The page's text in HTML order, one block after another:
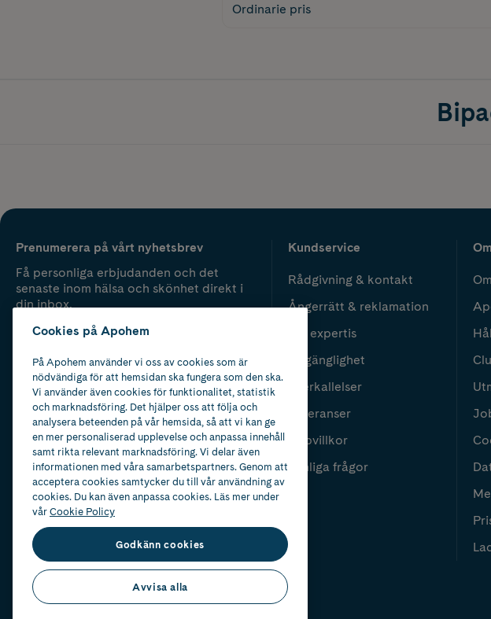
Ordinarie pris
Prenumerera på vårt nyhetsbrev
Få personliga erbjudanden och det
senaste inom hälsa och skönhet direkt i
din inbox.
Kundservice
Rådgivning & kontakt
Ångerrätt & reklamation
Vår expertis
Tillgänglighet
Återkallelser
Leveranser
Köpvillkor
Vanliga frågor
Cookies på Apohem
På Apohem använder vi oss av cookies som är
nödvändiga för att hemsidan ska fungera som den ska.
Vi använder även cookies för funktionalitet, statistik
och marknadsföring. Det hjälper oss att följa och
analysera beteenden på vår hemsida, så att vi kan ge
en mer personaliserad upplevelse och anpassa innehåll
samt rikta relevant marknadsföring. Vi delar även
informationen med våra samarbetspartners. Genom att
acceptera cookies samtycker du till vår användning av
cookies. Du kan även anpassa cookies. Läs mer under
vårCookie Policy
Godkänn cookies
Avvisa alla